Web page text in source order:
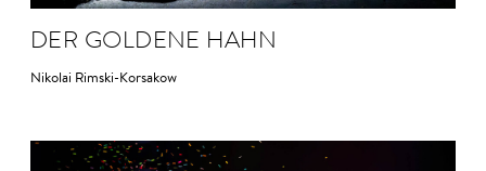
DER GOLDENE HAHN
Nikolai Rimski-Korsakow